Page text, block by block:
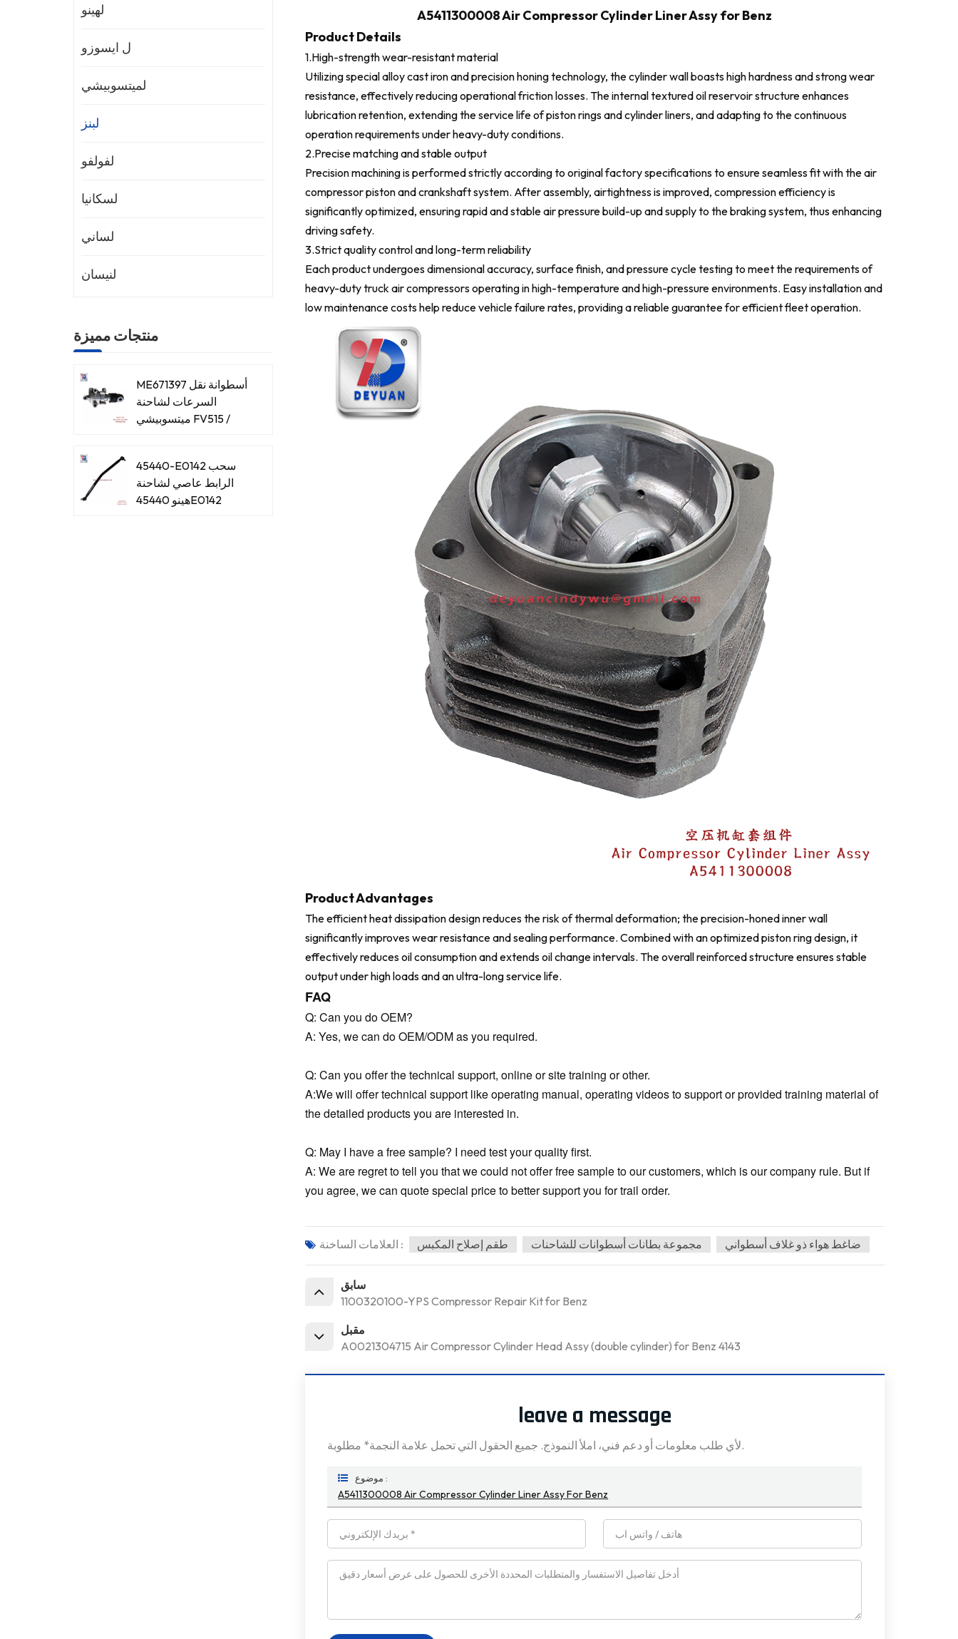
A5411300008 Air Compressor Cylinder Liner Assy for Benz
Product Details
1.High-strength wear-resistant material
Utilizing special alloy cast iron and precision honing technology, the cylinder wall boasts high hardness and strong wear
resistance, effectively reducing operational friction losses. The internal textured oil reservoir structure enhances
lubrication retention, extending the service life of piston rings and cylinder liners, and adapting to the continuous
operation requirements under heavy-duty conditions.
2.Precise matching and stable output
Precision machining is performed strictly according to original factory specifications to ensure seamless fit with the air
compressor piston and crankshaft system. After assembly, airtightness is improved, compression efficiency is
significantly optimized, ensuring rapid and stable air pressure build-up and supply to the braking system, thus enhancing
driving safety.
3.Strict quality control and long-term reliability
Each product undergoes dimensional accuracy, surface finish, and pressure cycle testing to meet the requirements of
heavy-duty truck air compressors operating in high-temperature and high-pressure environments. Easy installation and
low maintenance costs help reduce vehicle failure rates, providing a reliable guarantee for efficient fleet operation.
Product Advantages
The efficient heat dissipation design reduces the risk of thermal deformation; the precision-honed inner wall
significantly improves wear resistance and sealing performance. Combined with an optimized piston ring design, it
effectively reduces oil consumption and extends oil change intervals. The overall reinforced structure ensures stable
output under high loads and an ultra-long service life.
FAQ
Q: Can you do OEM?
A: Yes, we can do OEM/ODM as you required.
Q: Can you offer the technical support, online or site training or other.
A:We will offer technical support like operating manual, operating videos to support or provided training material of
the detailed products you are interested in.
Q: May I have a free sample? I need test your quality first.
A: We are regret to tell you that we could not offer free sample to our customers, which is our company rule. But if
you agree, we can quote special price to better support you for trail order.
العلامات الساخنة : طقم إصلاح المكبس مجموعة بطانات أسطوانات للشاحنات ضاغط هواء ذو ​​غلاف أسطواني
سابق
1100320100-YPS Compressor Repair Kit for Benz
مقبل
A0021304715 Air Compressor Cylinder Head Assy (double cylinder) for Benz 4143
leave a message
لأي طلب معلومات أو دعم فني، املأ النموذج. جميع الحقول التي تحمل علامة النجمة* مطلوبة.
موضوع :
A5411300008 Air Compressor Cylinder Liner Assy For Benz
لهينو
ل ايسوزو
لميتسوبيشي
لبنز
لفولفو
لسكانيا
لساني
لنيسان
منتجات مميزة
ME671397 أسطوانة نقل
السرعات لشاحنة
ميتسوبيشي FV515 /
45440-E0142 سحب
الرابط عاصي لشاحنة
هينو 45440E0142